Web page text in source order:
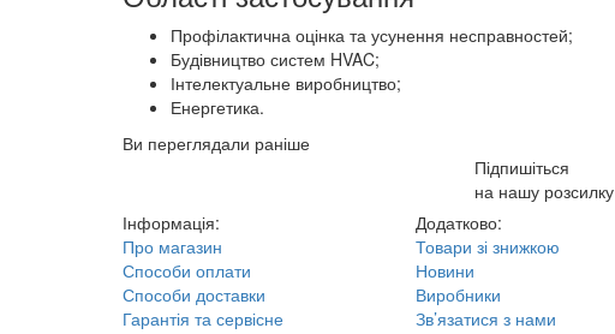
Профілактична оцінка та усунення несправностей;
Будівництво систем HVAC;
Інтелектуальне виробництво;
Енергетика.
Ви переглядали раніше
Підпишіться
на нашу розсилку
Інформація:
Про магазин
Способи оплати
Способи доставки
Гарантія та сервісне
Додатково:
Товари зі знижкою
Новини
Виробники
Зв’язатися з нами